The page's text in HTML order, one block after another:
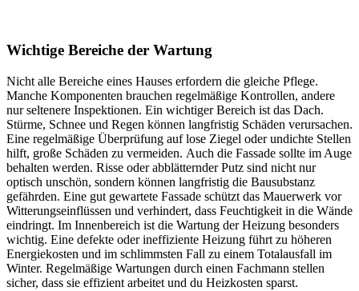
Wichtige Bereiche der Wartung
Nicht alle Bereiche eines Hauses erfordern die gleiche Pflege.
Manche Komponenten brauchen regelmäßige Kontrollen, andere
nur seltenere Inspektionen. Ein wichtiger Bereich ist das Dach.
Stürme, Schnee und Regen können langfristig Schäden verursachen.
Eine regelmäßige Überprüfung auf lose Ziegel oder undichte Stellen
hilft, große Schäden zu vermeiden. Auch die Fassade sollte im Auge
behalten werden. Risse oder abblätternder Putz sind nicht nur
optisch unschön, sondern können langfristig die Bausubstanz
gefährden. Eine gut gewartete Fassade schützt das Mauerwerk vor
Witterungseinflüssen und verhindert, dass Feuchtigkeit in die Wände
eindringt. Im Innenbereich ist die Wartung der Heizung besonders
wichtig. Eine defekte oder ineffiziente Heizung führt zu höheren
Energiekosten und im schlimmsten Fall zu einem Totalausfall im
Winter. Regelmäßige Wartungen durch einen Fachmann stellen
sicher, dass sie effizient arbeitet und du Heizkosten sparst.